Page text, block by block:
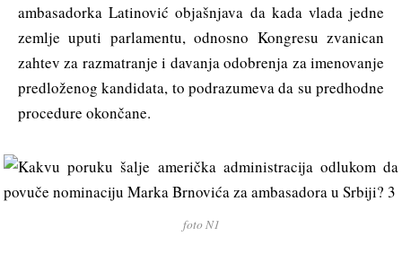
ambasadorka Latinović objašnjava da kada vlada jedne
zemlje uputi parlamentu, odnosno Kongresu zvanican
zahtev za razmatranje i davanja odobrenja za imenovanje
predloženog kandidata, to podrazumeva da su predhodne
procedure okončane.
foto N1